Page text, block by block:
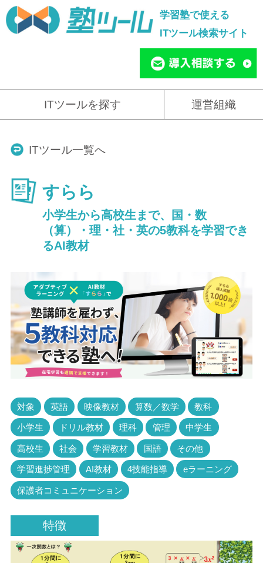
学習塾で使える
ITツール検索サイト
ITツールを探す 運営組織
ITツール一覧へ
すらら
小学生から高校生まで、国・数
（算）・理・社・英の5教科を学習でき
るAI教材
対象 英語 映像教材 算数／数学 教科
小学生 ドリル教材 理科 管理 中学生
高校生 社会 学習教材 国語 その他
学習進捗管理 AI教材 4技能指導 eラーニング
保護者コミュニケーション
特徴